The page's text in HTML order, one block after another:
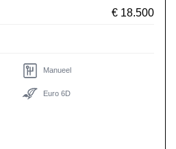
€ 18.500
Manueel
Euro 6D